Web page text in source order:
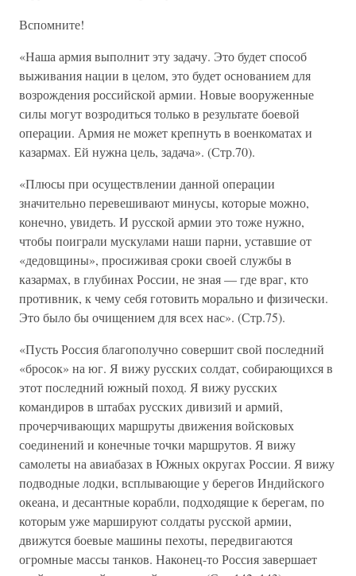
Вспомните!
«Наша армия выполнит эту задачу. Это будет способ
выживания нации в целом, это будет основанием для
возрождения российской армии. Новые вооруженные
силы могут возродиться только в результате боевой
операции. Армия не может крепнуть в военкоматах и
казармах. Ей нужна цель, задача». (Стр.70).
«Плюсы при осуществлении данной операции
значительно перевешивают минусы, которые можно,
конечно, увидеть. И русской армии это тоже нужно,
чтобы поиграли мускулами наши парни, уставшие от
«дедовщины», просиживая сроки своей службы в
казармах, в глубинах России, не зная — где враг, кто
противник, к чему себя готовить морально и физически.
Это было бы очищением для всех нас». (Стр.75).
«Пусть Россия благополучно совершит свой последний
«бросок» на юг. Я вижу русских солдат, собирающихся в
этот последний южный поход. Я вижу русских
командиров в штабах русских дивизий и армий,
прочерчивающих маршруты движения войсковых
соединений и конечные точки маршрутов. Я вижу
самолеты на авиабазах в Южных округах России. Я вижу
подводные лодки, всплывающие у берегов Индийского
океана, и десантные корабли, подходящие к берегам, по
которым уже маршируют солдаты русской армии,
движутся боевые машины пехоты, передвигаются
огромные массы танков. Наконец-то Россия завершает